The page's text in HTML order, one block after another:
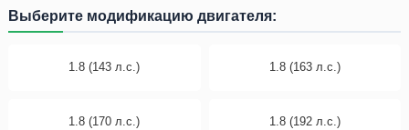
Выберите модификацию двигателя:
1.8 (143 л.с.) 1.8 (163 л.с.)
1.8 (170 л.с.) 1.8 (192 л.с.)